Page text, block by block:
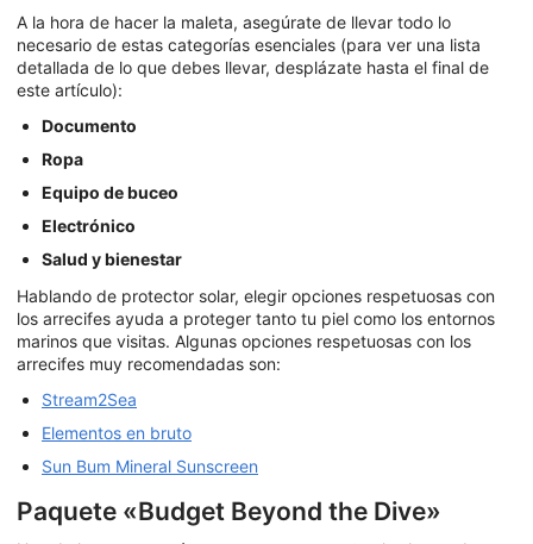
A la hora de hacer la maleta, asegúrate de llevar todo lo
necesario de estas categorías esenciales (para ver una lista
detallada de lo que debes llevar, desplázate hasta el final de
este artículo):
Documento
Ropa
Equipo de buceo
Electrónico
Salud y bienestar
Hablando de protector solar, elegir opciones respetuosas con
los arrecifes ayuda a proteger tanto tu piel como los entornos
marinos que visitas. Algunas opciones respetuosas con los
arrecifes muy recomendadas son:
Stream2Sea
Elementos en bruto
Sun Bum Mineral Sunscreen
Paquete «Budget Beyond the Dive»